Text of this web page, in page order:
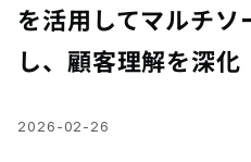
を活用してマルチ
し、顧客理解を深化
2026-02-26